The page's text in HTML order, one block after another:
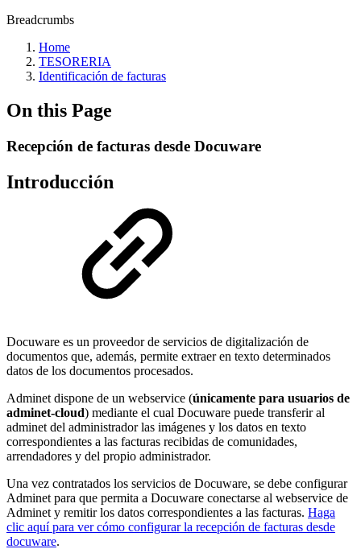
Breadcrumbs
Home
TESORERIA
Identificación de facturas
On this Page
Recepción de facturas desde Docuware
Introducción
Docuware es un proveedor de servicios de digitalización de
documentos que, además, permite extraer en texto determinados
datos de los documentos procesados.
Adminet dispone de un webservice (únicamente para usuarios de
adminet-cloud) mediante el cual Docuware puede transferir al
adminet del administrador las imágenes y los datos en texto
correspondientes a las facturas recibidas de comunidades,
arrendadores y del propio administrador.
Una vez contratados los servicios de Docuware, se debe configurar
Adminet para que permita a Docuware conectarse al webservice de
Adminet y remitir los datos correspondientes a las facturas. Haga
clic aquí para ver cómo configurar la recepción de facturas desde
docuware.